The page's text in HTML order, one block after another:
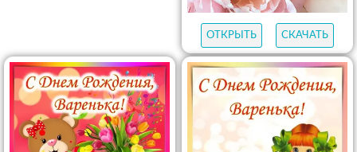
ОТКРЫТЬ СКАЧАТЬ